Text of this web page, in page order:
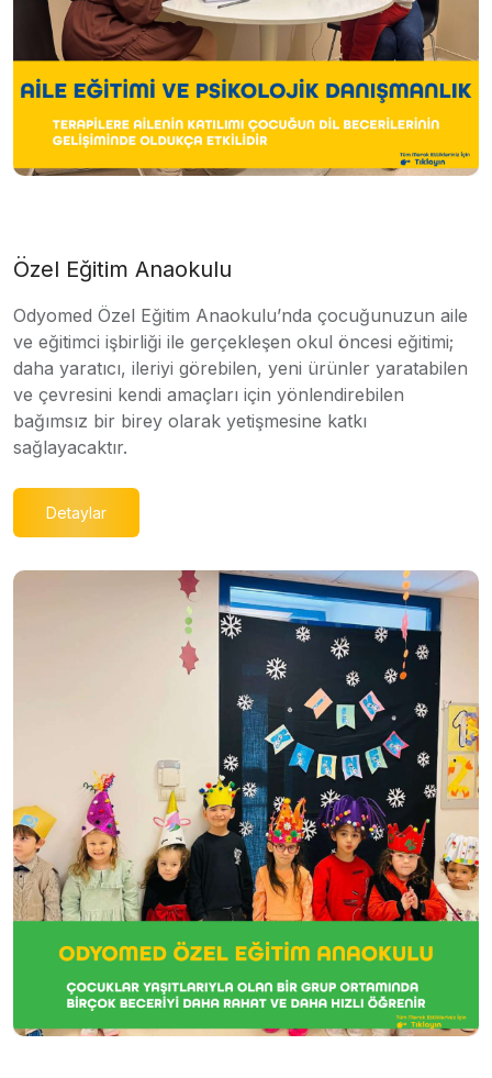
Özel Eğitim Anaokulu
Odyomed Özel Eğitim Anaokulu’nda çocuğunuzun aile
ve eğitimci işbirliği ile gerçekleşen okul öncesi eğitimi;
daha yaratıcı, ileriyi görebilen, yeni ürünler yaratabilen
ve çevresini kendi amaçları için yönlendirebilen
bağımsız bir birey olarak yetişmesine katkı
sağlayacaktır.
Detaylar